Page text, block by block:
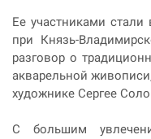
Ее участниками
при Князь-
разговор о
акварельной
художнике Сергее
С большим